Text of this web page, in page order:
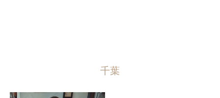
千葉